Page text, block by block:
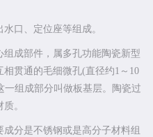
口、定位座等组成。
成部件，属多孔功能陶瓷新型
贯通的毛细微孔(直径约1～10
组成部分叫做板基层。陶瓷过
。
分是不锈钢或是高分子材料组